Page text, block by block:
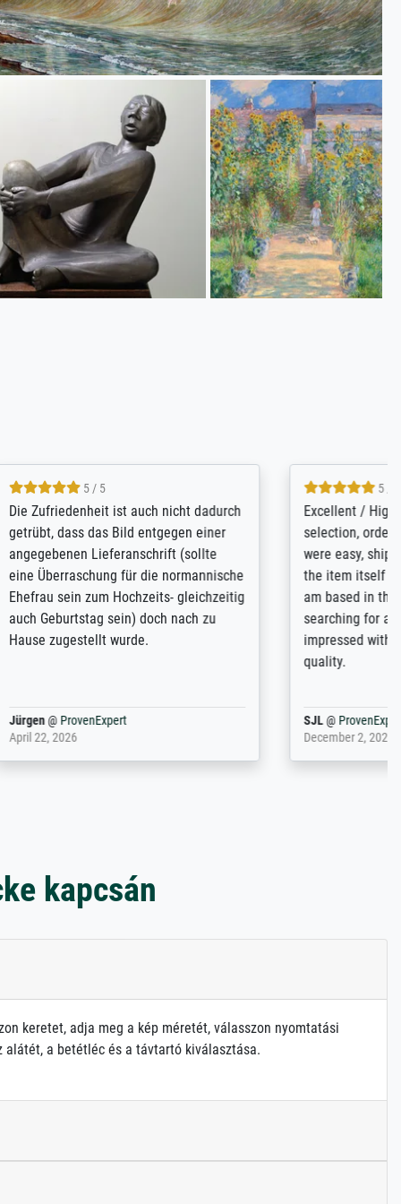
to
provides
the best
by the
and
with
eine große Auswahl an Bildern und
deren Reproduktionsmöglichkeiten;
wurde sehr gut durch die einzelnen
Bestellkriterien geführt, verständliche
Erklärungen, z.B. mit Bilddarstellungen,
werde auf jeden Fall meine guten
Erfahrungen weitergeben.
Anonym
kapcsán
keretet, adja meg a kép méretét, válasszon nyomtatási
a betétléc és a távtartó kiválasztása.